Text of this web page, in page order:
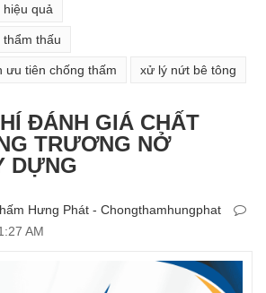
quả
thấu
ưu tiên chống thấm xử lý nứt bê tông
ĐÁNH GIÁ CHẤT
TRƯƠNG NỞ
DỰNG
Hưng Phát - Chongthamhungphat
AM